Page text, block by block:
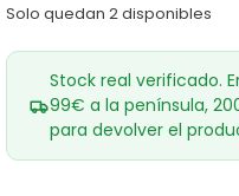
Solo quedan 2 disponibles
Stock real verificado.
99€ a la península,
para devolver el